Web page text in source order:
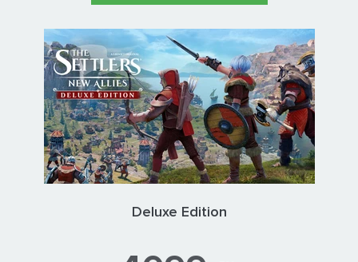
Deluxe Edition